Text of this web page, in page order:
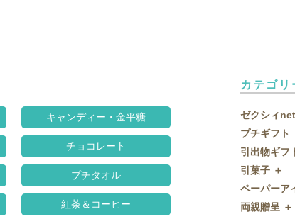
キャンディー・金平糖
チョコレート
プチタオル
紅茶＆コーヒー
カテゴリ
ゼクシィ
ゼクシィ
プチギフト
プチギフ
ウェルカ
アメニテ
キャンデ
引出物ギフ
引出物ギフ
グラス
タオル・
引菓子 ＋
引菓子
バウムク
ペーパーア
ペーパー
両親贈呈 ＋